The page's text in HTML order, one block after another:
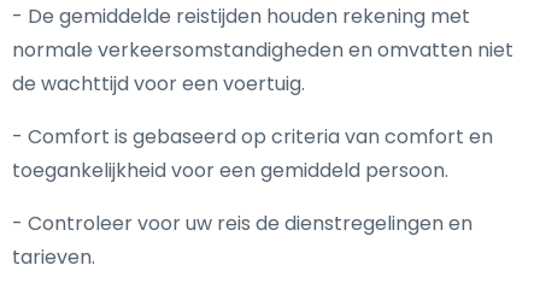
- De gemiddelde reistijden houden rekening met
normale verkeersomstandigheden en omvatten niet
de wachttijd voor een voertuig.
- Comfort is gebaseerd op criteria van comfort en
toegankelijkheid voor een gemiddeld persoon.
- Controleer voor uw reis de dienstregelingen en
tarieven.